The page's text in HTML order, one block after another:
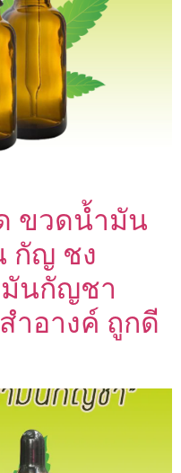
ขวดน้ำมัน
กัญ ชง
นกัญชา
ำอางค์ ถูกดี